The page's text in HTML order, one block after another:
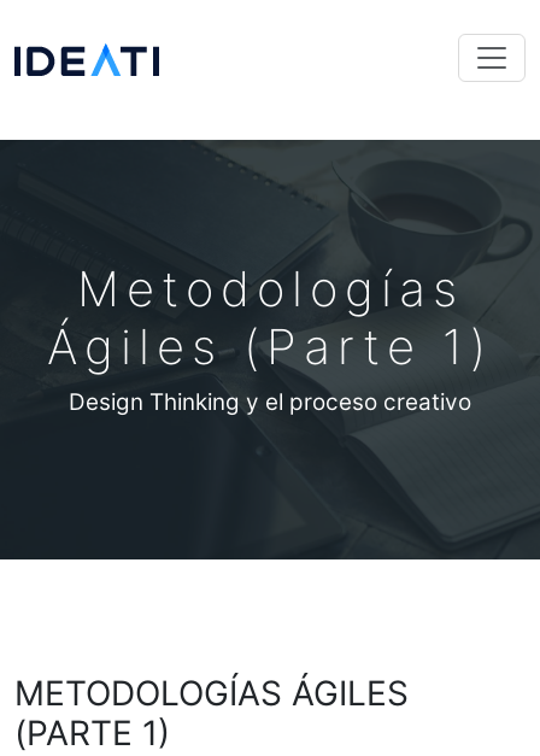
Metodologías
Ágiles (Parte 1)
Design Thinking y el proceso creativo
METODOLOGÍAS ÁGILES
(PARTE 1)